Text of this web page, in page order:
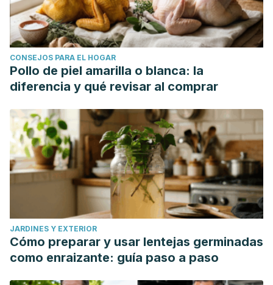
speedwatching-afecta-atencion-y-aprendizaje
Wilson, K. E., Martin, L., Smilek, D., Risko, E. F. (2018). The
benefits and costs of speed watching video lectures.
Scholarship of Teaching and Learning in Psychology,
243–257.https://psycnet.apa.org/record/2018-65290-005
YouTube Official Blog. (2022). Todos a su ritmo: cómo los
YouTubers ven videos usando velocidades de
reproducción. Consultado el 21 de mayo de 2025.
https://blog.youtube/intl/es-419/inside-youtube/todos-a-
su-ritmo-como-los-youtubers-ven-videos-usando-
velocidades-de-reproduccion/
CONSEJOS PARA EL HOGAR
Pollo de piel amarilla o blanca: la
diferencia y qué revisar al comprar
JARDINES Y EXTERIOR
Cómo preparar y usar lentejas germinadas
como enraizante: guía paso a paso